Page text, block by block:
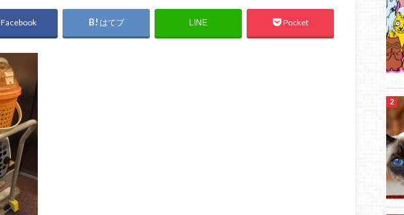
Facebook はてブ LINE Pocket